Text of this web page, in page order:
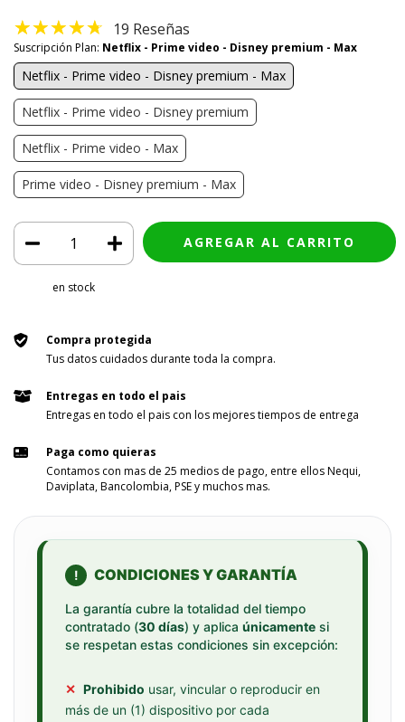
19 Reseñas
Suscripción Plan: Netflix - Prime video - Disney premium - Max
Netflix - Prime video - Disney premium - Max
Netflix - Prime video - Disney premium
Netflix - Prime video - Max
Prime video - Disney premium - Max
en stock
Compra protegida
Tus datos cuidados durante toda la compra.
Entregas en todo el pais
Entregas en todo el pais con los mejores tiempos de entrega
Paga como quieras
Contamos con mas de 25 medios de pago, entre ellos Nequi,
Daviplata, Bancolombia, PSE y muchos mas.
! CONDICIONES Y GARANTÍA
La garantía cubre la totalidad del tiempo
contratado (30 días) y aplica únicamente si
se respetan estas condiciones sin excepción:
✕ Prohibido usar, vincular o reproducir en
más de un (1) dispositivo por cada